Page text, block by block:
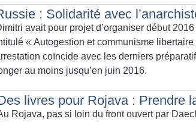
: Solidarité avec
avait pour projet d’organiser début
« Autogestion et communisme libertaire
coïncide avec les derniers
au moins jusqu’en juin 2016.
livres pour Rojava : Prendre
Rojava, pas si loin du front ouvert par